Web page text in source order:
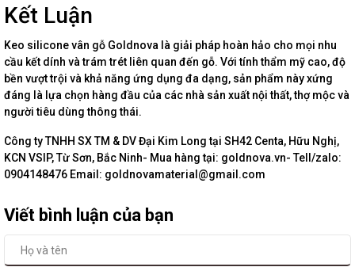
Kết Luận
Keo silicone vân gỗ Goldnova là giải pháp hoàn hảo cho mọi nhu
cầu kết dính và trám trét liên quan đến gỗ. Với tính thẩm mỹ cao, độ
bền vượt trội và khả năng ứng dụng đa dạng, sản phẩm này xứng
đáng là lựa chọn hàng đầu của các nhà sản xuất nội thất, thợ mộc và
người tiêu dùng thông thái.
Công ty TNHH SX TM & DV Đại Kim Long tại SH42 Centa, Hữu Nghị,
KCN VSIP, Từ Sơn, Bắc Ninh- Mua hàng tại: goldnova.vn- Tell/zalo:
0904148476 Email: goldnovamaterial@gmail.com
Viết bình luận của bạn